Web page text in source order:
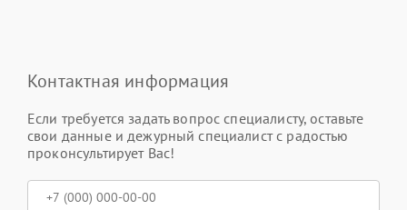
Контактная информация
Если требуется задать вопрос специалисту, оставьте
свои данные и дежурный специалист с радостью
проконсультирует Вас!